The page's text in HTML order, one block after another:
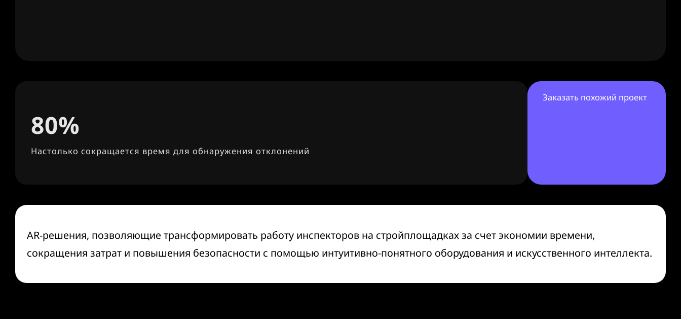
80%
Настолько сокращается время для обнаружения отклонений
Заказать похожий проект
AR-решения, позволяющие трансформировать работу инспекторов на стройплощадках за счет экономии времени,
сокращения затрат и повышения безопасности с помощью интуитивно-понятного оборудования и искусственного интеллекта.